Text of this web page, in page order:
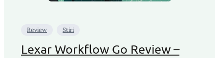
Review Stiri
Lexar Workflow Go Review –